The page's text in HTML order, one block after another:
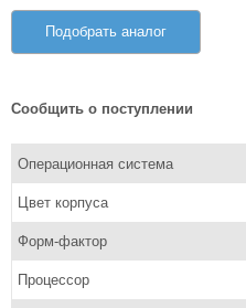
Подобрать аналог
Сообщить о поступлении
Операционная система
Цвет корпуса
Форм-фактор
Процессор